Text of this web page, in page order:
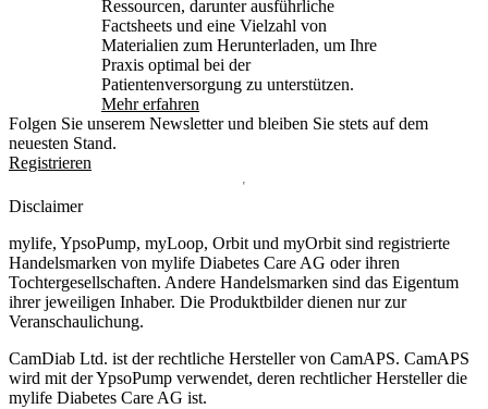
Ressourcen, darunter ausführliche
Factsheets und eine Vielzahl von
Materialien zum Herunterladen, um Ihre
Praxis optimal bei der
Patientenversorgung zu unterstützen.
Mehr erfahren
Folgen Sie unserem Newsletter und bleiben Sie stets auf dem
neuesten Stand.
Registrieren
Disclaimer
mylife, YpsoPump, myLoop, Orbit und myOrbit sind registrierte
Handelsmarken von mylife Diabetes Care AG oder ihren
Tochtergesellschaften. Andere Handelsmarken sind das Eigentum
ihrer jeweiligen Inhaber. Die Produktbilder dienen nur zur
Veranschaulichung.
CamDiab Ltd. ist der rechtliche Hersteller von CamAPS. CamAPS
wird mit der YpsoPump verwendet, deren rechtlicher Hersteller die
mylife Diabetes Care AG ist.